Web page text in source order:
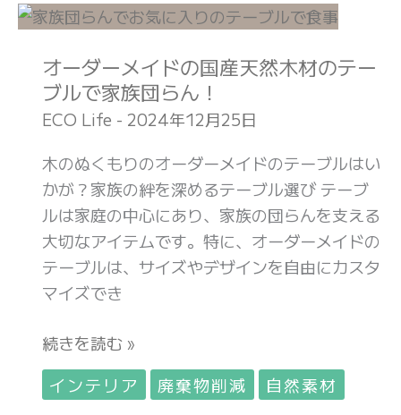
オーダーメイドの国産天然木材のテー
ブルで家族団らん！
ECO Life - 2024年12月25日
木のぬくもりのオーダーメイドのテーブルはい
かが？家族の絆を深めるテーブル選び テーブ
ルは家庭の中心にあり、家族の団らんを支える
大切なアイテムです。特に、オーダーメイドの
テーブルは、サイズやデザインを自由にカスタ
マイズでき
オ
ダ
ー
メ
ド
の
国
産
天
然
材
の
テ
続きを読む »
インテリア
廃棄物削減 自然素材